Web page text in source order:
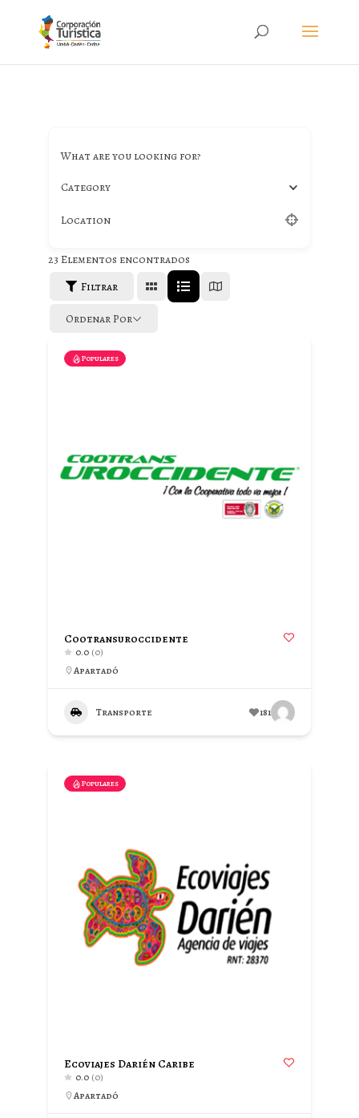
What are you looking for?
Category
Location
23 Elementos encontrados
Filtrar
Ordenar Por
Populares
Cootransuroccidente
0.0 (0)
Apartadó
Transporte 181
Populares
Ecoviajes Darién Caribe
0.0 (0)
Apartadó